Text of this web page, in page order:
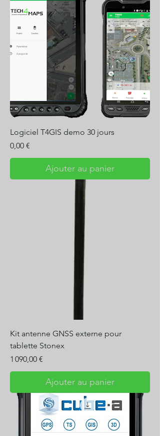
Logiciel T4GIS demo 30 jours
Prix
0,00 €
Ajouter au panier
Kit antenne GNSS externe pour
tablette Stonex
Prix
1 090,00 €
Ajouter au panier